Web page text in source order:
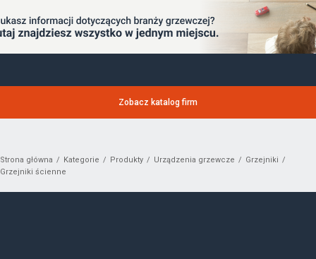
Zobacz katalog firm
Strona główna Kategorie Produkty Urządzenia grzewcze
Grzejniki
Grzejniki ścienne